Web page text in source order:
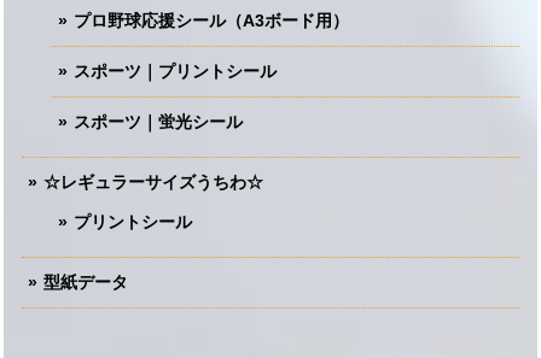
プロ野球応援シール（A3ボード用）
スポーツ｜プリントシール
スポーツ｜蛍光シール
☆レギュラーサイズうちわ☆
プリントシール
型紙データ